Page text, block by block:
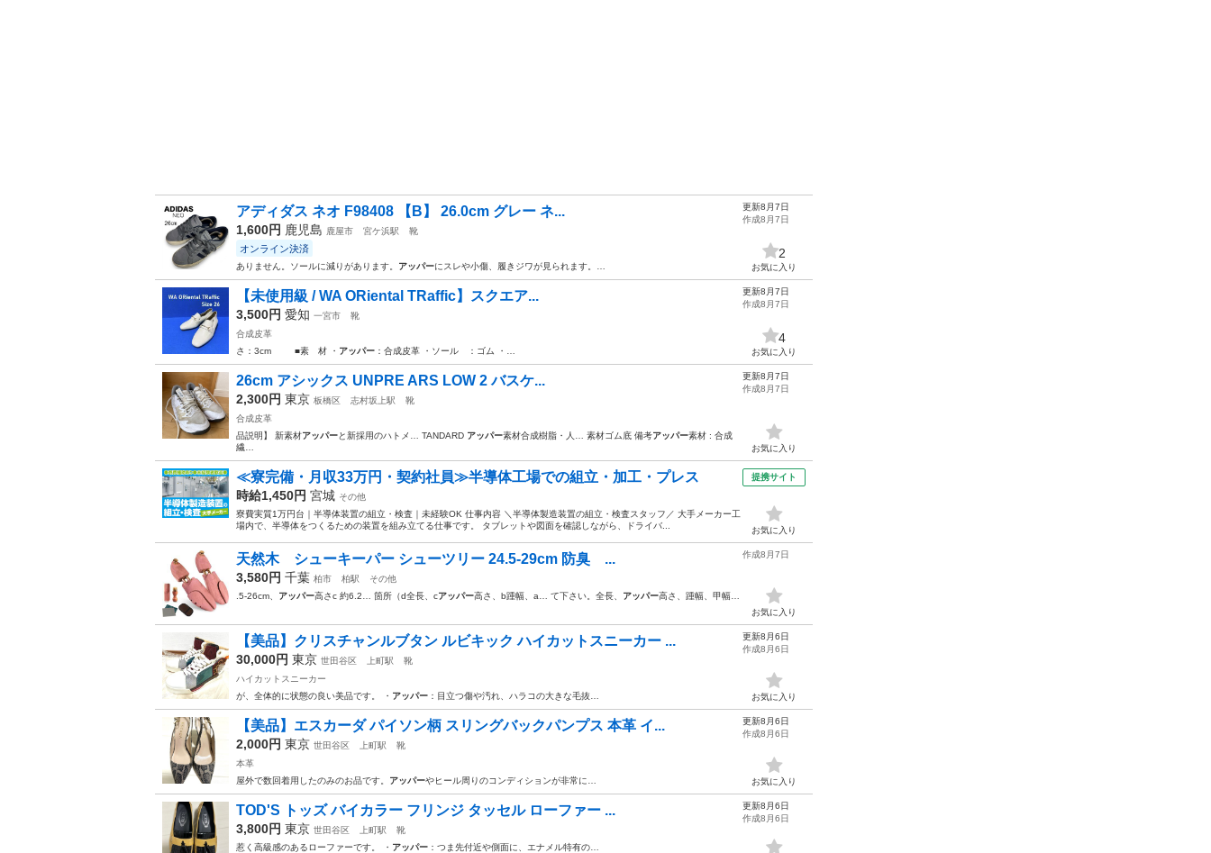
アディダス ネオ F98408 【B】 26.0cm グレー ネ...
1,600円 鹿児島 鹿屋市 宮ケ浜駅 靴
オンライン決済
ありません。ソールに減りがあります。 アッパーにスレや小傷、履きジワが見られます。…
更新8月7日
作成8月7日
2
お気に入り
【未使用級 / WA ORiental TRaffic】スクエア...
3,500円 愛知 一宮市
靴
合成皮革
さ：3cm ■素 材 ・ アッパー ：合成皮革 ・ソール ：ゴム ・…
更新8月7日
作成8月7日
4
お気に入り
26cm アシックス UNPRE ARS LOW 2 バスケ...
2,300円 東京 板橋区 志村坂上駅
靴
合成皮革
品説明】 新素材アッパーと新採用のハトメ… TANDARD アッパー素材合成樹脂・人… 素材ゴム底 備考アッパー素材 : 合成
繊…
更新8月7日
作成8月7日
お気に入り
≪寮完備・月収33万円・契約社員≫半導体工場での組立・加工・プレス
時給1,450円 宮城 その他
寮費実質1万円台｜半導体装置の組立・検査｜未経験OK 仕事内容 ＼半導体製造装置の組立・検査スタッフ／ 大手メーカー工
場内で、半導体をつくるための装置を組み立てる仕事です。 タブレットや図面を確認しながら、ドライバ...
提携サイト
お気に入り
天然木 シューキーパー シューツリー 24.5-29cm 防臭 ...
3,580円 千葉 柏市 柏駅
その他
.5-26cm、 アッパー高さc 約6.2… 箇所（d全長、cアッパー高さ、b踵幅、a… て下さい。全長、 アッパー高さ、踵幅、甲幅…
作成8月7日
お気に入り
【美品】クリスチャンルブタン ルビキック ハイカットスニーカー ...
30,000円 東京 世田谷区 上町駅
靴
ハイカットスニーカー
が、全体的に状態の良い美品です。 ・ アッパー ：目立つ傷や汚れ、ハラコの大きな毛抜…
更新8月6日
作成8月6日
お気に入り
【美品】エスカーダ パイソン柄 スリングバックパンプス 本革 イ...
2,000円 東京 世田谷区 上町駅
靴
本革
屋外で数回着用したのみのお品です。 アッパーやヒール周りのコンディションが非常に…
更新8月6日
作成8月6日
お気に入り
TOD'S トッズ バイカラー フリンジ タッセル ローファー ...
3,800円 東京 世田谷区 上町駅
靴
惹く高級感のあるローファーです。 ・ アッパー ：つま先付近や側面に、エナメル特有の…
更新8月6日
作成8月6日